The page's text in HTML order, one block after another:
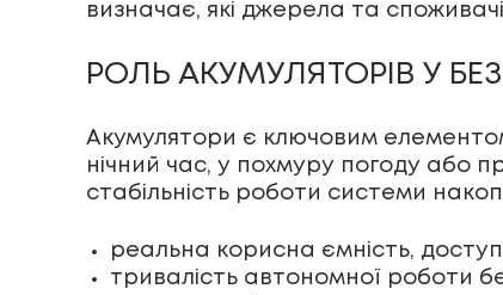
визначає, які джерела та
РОЛЬ АКУМУЛЯТОРІВ У
Акумулятори є ключовим
нічний час, у похмуру погоду або
стабільність роботи системи
реальна корисна ємність,
тривалість автономної роботи